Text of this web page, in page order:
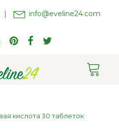
| info@eveline24.com
кислота 30 таблеток